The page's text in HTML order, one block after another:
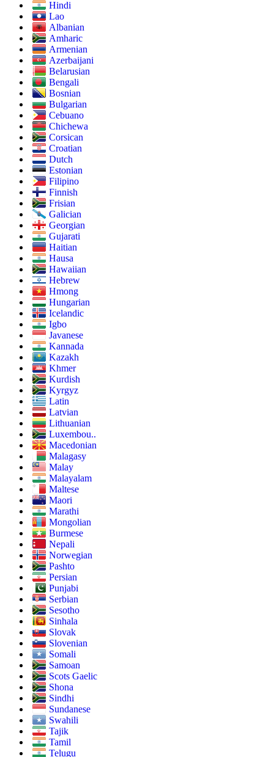
Hindi
Lao
Albanian
Amharic
Armenian
Azerbaijani
Belarusian
Bengali
Bosnian
Bulgarian
Cebuano
Chichewa
Corsican
Croatian
Dutch
Estonian
Filipino
Finnish
Frisian
Galician
Georgian
Gujarati
Haitian
Hausa
Hawaiian
Hebrew
Hmong
Hungarian
Icelandic
Igbo
Javanese
Kannada
Kazakh
Khmer
Kurdish
Kyrgyz
Latin
Latvian
Lithuanian
Luxembou..
Macedonian
Malagasy
Malay
Malayalam
Maltese
Maori
Marathi
Mongolian
Burmese
Nepali
Norwegian
Pashto
Persian
Punjabi
Serbian
Sesotho
Sinhala
Slovak
Slovenian
Somali
Samoan
Scots Gaelic
Shona
Sindhi
Sundanese
Swahili
Tajik
Tamil
Telugu